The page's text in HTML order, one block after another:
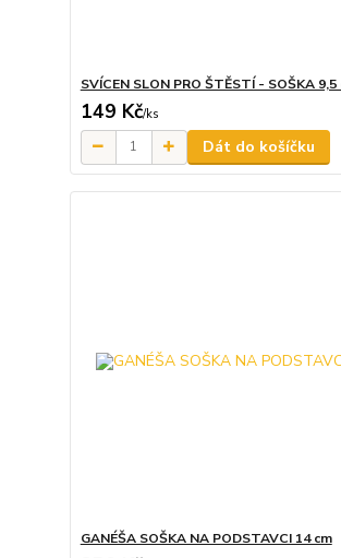
SVÍCEN SLON PRO ŠTĚSTÍ - SOŠKA 9,5
149 Kč/ks
Dát do košíčku
GANÉŠA SOŠKA NA PODSTAVCI 14 cm